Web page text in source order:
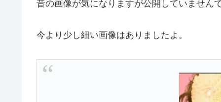
昔の画像が気になりますが公開していません
今より少し細い画像はありましたよ。